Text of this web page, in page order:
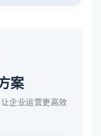
案
企业运营更高效